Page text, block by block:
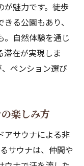
が魅力です。徒歩
る公園もあり、
。自然体験を通じ
滞在が実現しま
ペンション選び
楽しみ方
アサウナによる非
サウナは、仲間や